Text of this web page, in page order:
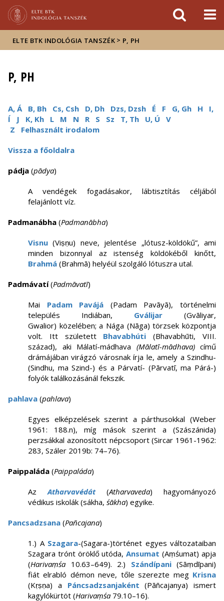
sajtóban
ELTE BTK INDOLÓGIA TANSZÉK > P, PH
P, PH
A, Á B, Bh Cs, Csh D, Dh Dzs, Dzsh É F G, Gh H
I,
Í
J K, Kh L M N R S Sz T, Th U, Ú
V
Z
Felhasznált irodalom
Vissza a főoldalra
pádja (pādya)
A vendégek fogadásakor, lábtisztítás céljából
felajánlott víz.
Padmanábha (Padmanābha)
Visnu (Viṣṇu) neve, jelentése „lótusz-köldökű”, ami
minden bizonnyal az istenség köldökéből kinőtt,
Brahmá (Brahmā) helyéül szolgáló lótuszra utal.
Padmávatí(Padmāvatī)
Mai Padam Pavájá (Padam Pavāyā),
történelmi
település Indiában, Gválijar (Gvāliyar,
Gwalior) közelében; a Nága (Nāga) törzsek központja
volt. Itt született Bhavabhúti (Bhavabhūti, VIII.
század), aki Málatí-mádhava (Mālatī-mādhava) című
drámájában virágzó városnak írja le, amely a Szindhu-
(Sindhu, ma Szind-) és a Párvatí- (Pārvatī, ma Párá-)
folyók találkozásánál fekszik.
pahlava (pahlava)
Egyes elképzelések szerint a párthusokkal (Weber
1961: 188.n), míg mások szerint a (Szászánida)
perzsákkal azonosított népcsoport (Sircar 1961-1962:
283, Száler 2019b: 74–76).
Paippaláda (Paippaláda)
AzAtharvavédát(Atharvaveda) hagyományozó
védikus iskolák (sákha, śākha) egyike.
Pancsadzsana (Pañcajana)
1.) A Szagara-(Sagara-)történet egyes változataiban
Szagara trónt öröklő utóda,Ansumat (Aṃśumat) apja
(Harivaṃśa 10.63–649). 2.) Szándípani(Sāṃdīpani)
fiát elrabló démon neve, tőle szerezte meg Krisna
(Kṛṣṇa) a Páncsadzsanjaként (Pāñcajanya) ismert
kagylókürtöt (Harivaṃśa 79.10–16).